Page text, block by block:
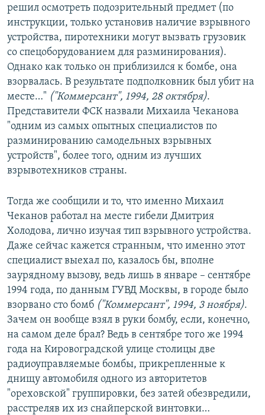
решил осмотреть подозрительный предмет (по
инструкции, только установив наличие взрывного
устройства, пиротехники могут вызвать грузовик
со спецоборудованием для разминирования).
Однако как только он приблизился к бомбе, она
взорвалась. В результате подполковник был убит на
месте…" ("Коммерсант", 1994, 28 октября).
Представители ФСК назвали Михаила Чеканова
"одним из самых опытных специалистов по
разминированию самодельных взрывных
устройств", более того, одним из лучших
взрывотехников страны.
Тогда же сообщили и то, что именно Михаил
Чеканов работал на месте гибели Дмитрия
Холодова, лично изучая тип взрывного устройства.
Даже сейчас кажется странным, что именно этот
специалист выехал по, казалось бы, вполне
заурядному вызову, ведь лишь в январе – сентябре
1994 года, по данным ГУВД Москвы, в городе было
взорвано сто бомб ("Коммерсант", 1994, 3 ноября).
Зачем он вообще взял в руки бомбу, если, конечно,
на самом деле брал? Ведь в сентябре того же 1994
года на Кировоградской улице столицы две
радиоуправляемые бомбы, прикрепленные к
днищу автомобиля одного из авторитетов
"ореховской" группировки, без затей обезвредили,
расстреляв их из снайперской винтовки…